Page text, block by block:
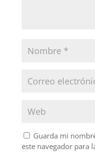
Guarda mi
este navegador para